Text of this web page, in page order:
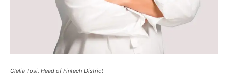
Clelia Tosi, Head of Fintech District